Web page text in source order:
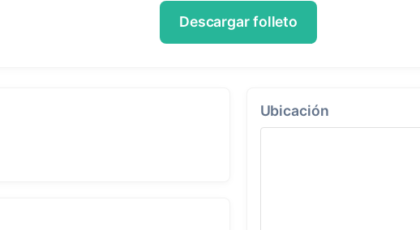
Descargar folleto
Ubicación